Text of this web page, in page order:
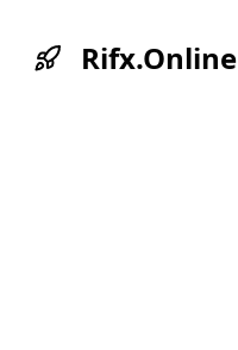
Rifx.Online